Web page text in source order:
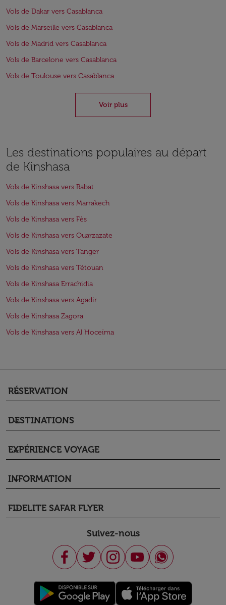
Vols de Dakar vers Casablanca
Vols de Marseille vers Casablanca
Vols de Madrid vers Casablanca
Vols de Barcelone vers Casablanca
Vols de Toulouse vers Casablanca
Voir plus
Les destinations populaires au départ
de Kinshasa
Vols de Kinshasa vers Rabat
Vols de Kinshasa vers Marrakech
Vols de Kinshasa vers Fès
Vols de Kinshasa vers Ouarzazate
Vols de Kinshasa vers Tanger
Vols de Kinshasa vers Tétouan
Vols de Kinshasa Errachidia
Vols de Kinshasa vers Agadir
Vols de Kinshasa Zagora
Vols de Kinshasa vers Al Hoceïma
RÉSERVATION
keyboard_arrow_down
DESTINATIONS
keyboard_arrow_down
EXPÉRIENCE VOYAGE
keyboard_arrow_down
INFORMATION
keyboard_arrow_down
FIDELITE SAFAR FLYER
keyboard_arrow_down
Suivez-nous